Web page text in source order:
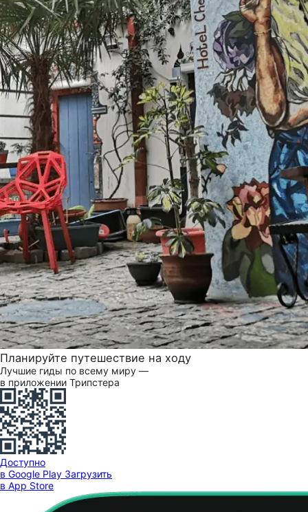
Планируйте путешествие на ходу
Лучшие гиды по всему миру —
в приложении Трипстера
Доступно
в Google Play Загрузить
в App Store